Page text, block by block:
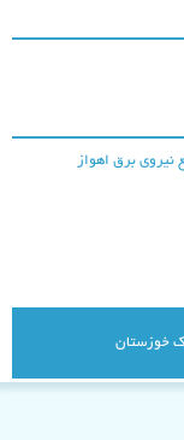
برق اهواز
خوزستان